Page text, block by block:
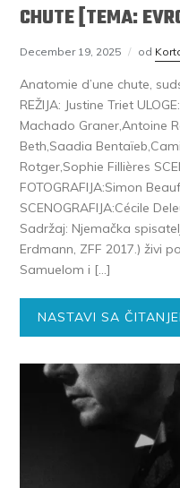
CHUTE [TEMA:
December 19, 2025 od
Anatomie d’une chute,
REŽIJA: Justine Triet
Machado Graner,Antoine
Beth,Saadia
Rotger,Sophie Fillières
FOTOGRAFIJA:Simon
SCENOGRAFIJA:Cécile
Sadržaj: Njemačka
Erdmann, ZFF 2017.) živi
Samuelom i […]
NASTAVI SA